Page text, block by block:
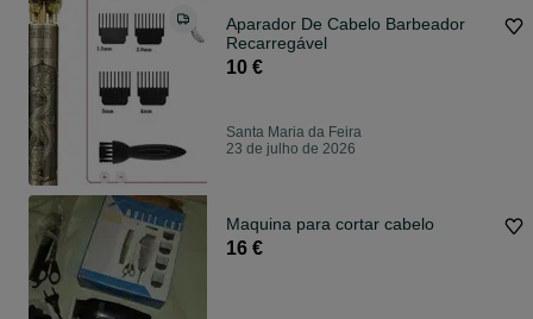
Aparador De Cabelo Barbeador
Recarregável
10 €
Santa Maria da Feira
23 de julho de 2026
Maquina para cortar cabelo
16 €